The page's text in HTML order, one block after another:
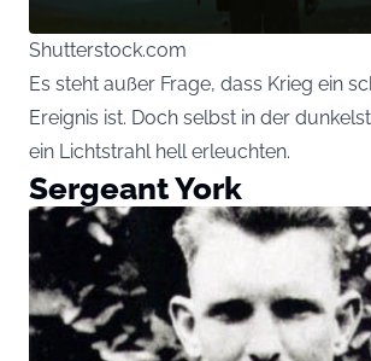
Shutterstock.com
Es steht außer Frage, dass Krieg ein
Ereignis ist. Doch selbst in der
ein Lichtstrahl hell erleuchten.
Sergeant York